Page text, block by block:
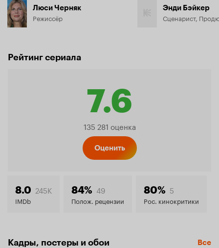
Люси Черняк
Режиссёр
Энди Бэйкер
Сценарист,
Рейтинг сериала
7.6
Рейтинг
7.6
135 281 оценка
Оценить
8.0 245K
IMDb
84% 49
Полож. рецензии
80% 5
Рос. кинокритики
Кадры, постеры и обои Все